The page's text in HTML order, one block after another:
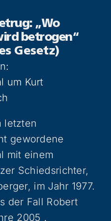
„Wo
betrogen“
Gesetz)
um Kurt
letzten
gewordene
mit einem
Schiedsrichter,
im Jahr 1977.
der Fall Robert
2005 .